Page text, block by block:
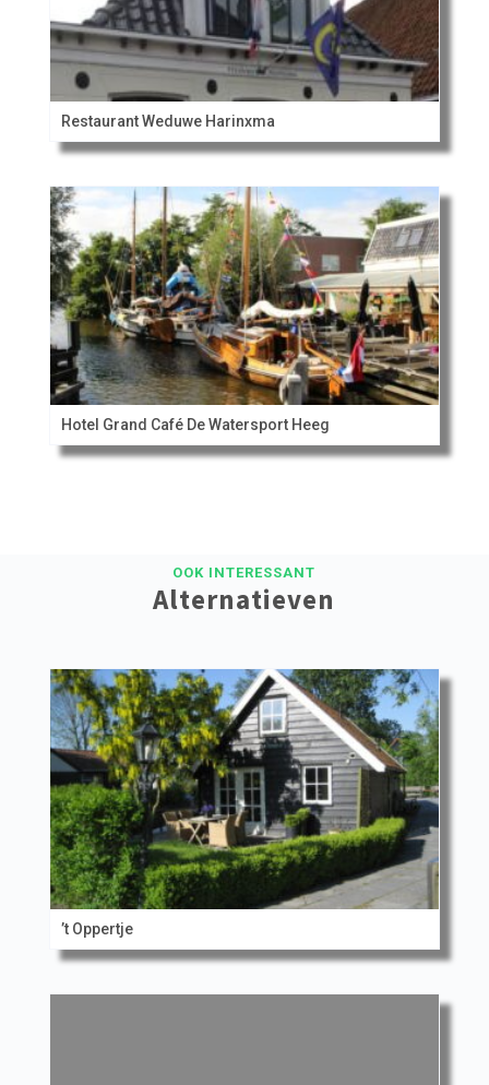
Restaurant Weduwe Harinxma
Hotel Grand Café De Watersport Heeg
OOK INTERESSANT
Alternatieven
’t Oppertje